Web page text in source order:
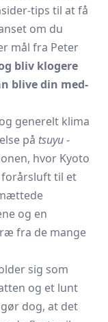
tips til at få
om du
mål fra Peter
bliv klogere
blive din med-
generelt klima
på tsuyu-
hvor Kyoto
forårsluft til et
og en
fra de mange
sig som
og et lunt
dog, at det